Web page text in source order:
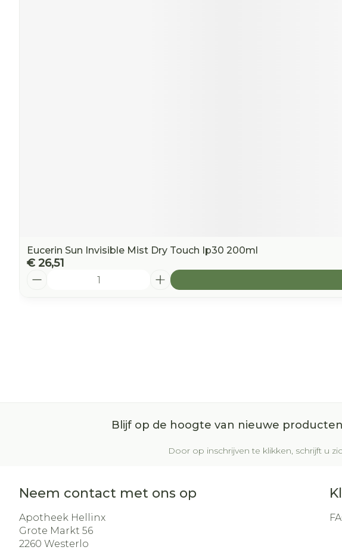
Eucerin Sun Invisible Mist Dry Touch Ip30 200ml
€ 26,51
Blijf op de hoogte van nieuwe
Door op inschrijven te klikken, schrijft u
Neem contact met ons op
Apotheek Hellinx
Grote Markt 56
2260 Westerlo